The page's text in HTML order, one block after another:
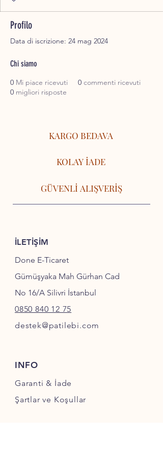
Profilo
Data di iscrizione: 24 mag 2024
Chi siamo
0 Mi piace ricevuti 0 commenti ricevuti
0 migliori risposte
KARGO BEDAVA
KOLAY İADE
GÜVENLİ ALIŞVERİŞ
İLETİŞİM
Done E-Ticaret
Gümüşyaka Mah Gürhan Cad
No 16/A Silivri İstanbul
0850 840 12 75
destek@patilebi.com
INFO
Garanti & İade
Şartlar ve Koşullar